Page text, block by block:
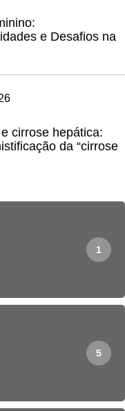
e Desafios na
cirrose hepática:
da “cirrose
1
5